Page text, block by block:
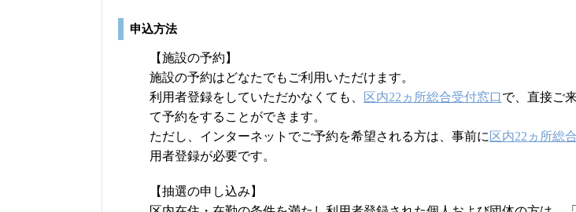
申込方法
【施設の予約】
施設の予約はどなたでもご利用いただけます。
利用者登録をしていただかなくても、
区内22ヵ所総合受付窓口で、直接ご
て予約をすることができます。
ただし、インターネットでご予約を希望される方は、事前に 区内22ヵ所総
用者登録が必要です。
【抽選の申し込み】